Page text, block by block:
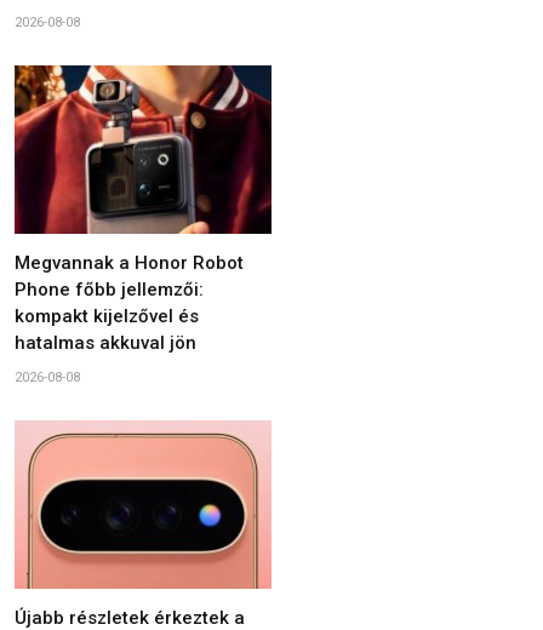
2026-08-08
Megvannak a Honor Robot
Phone főbb jellemzői:
kompakt kijelzővel és
hatalmas akkuval jön
2026-08-08
Újabb részletek érkeztek a